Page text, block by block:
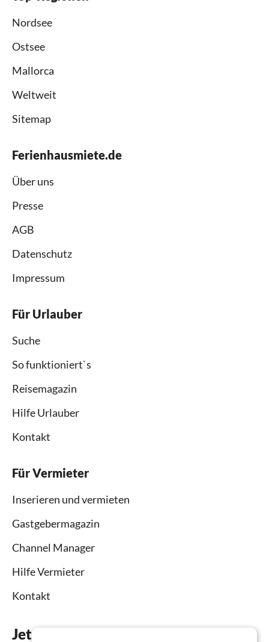
Nordsee
Ostsee
Mallorca
Weltweit
Sitemap
Ferienhausmiete.de
Über uns
Presse
AGB
Datenschutz
Impressum
Für Urlauber
Suche
So funktioniert`s
Reisemagazin
Hilfe Urlauber
Kontakt
Für Vermieter
Inserieren und vermieten
Gastgebermagazin
Channel Manager
Hilfe Vermieter
Kontakt
Jetzt die App downloaden